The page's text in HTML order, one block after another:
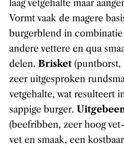
laag vetgehalte maar
Vormt vaak de magere
burgerblend in
andere vettere en qua
delen. Brisket(puntborst,
zeer uitgesproken
vetgehalte, wat resulteert
sappige burger.
(beefribben, zeer hoog
vet en smaak, een